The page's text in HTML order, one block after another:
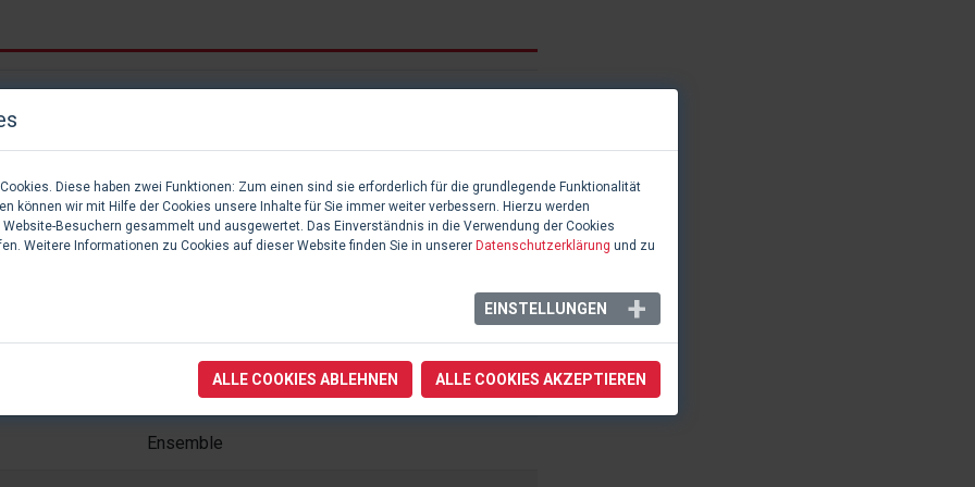
INTERPRETEN
Ensemble
Axel, und Norbert
Lisa, Claudia, Norbert, Doro, Waltraud, und
Doro, und Norbert
Ensemble
Diese haben zwei Funktionen: Zum einen sind sie erforderlich für die grundlegende Funktionalität
können wir mit Hilfe der Cookies unsere Inhalte für Sie immer weiter verbessern. Hierzu werden
Besuchern gesammelt und ausgewertet. Das Einverständnis in die Verwendung der Cookies
Weitere Informationen zu Cookies auf dieser Website finden Sie in unserer Datenschutzerklärung und zu
EINSTELLUNGEN
ALLE COOKIES ABLEHNEN ALLE COOKIES AKZEPTIEREN